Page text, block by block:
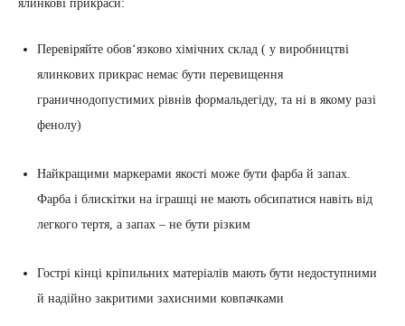
ялинкові прикраси:
Перевіряйте обов‘язково хімічних склад ( у виробництві
ялинкових прикрас немає бути перевищення
граничнодопустимих рівнів формальдегіду, та ні в якому разі
фенолу)
Найкращими маркерами якості може бути фарба й запах.
Фарба і блискітки на іграшці не мають обсипатися навіть від
легкого тертя, а запах – не бути різким
Гострі кінці кріпильних матеріалів мають бути недоступними
й надійно закритими захисними ковпачками